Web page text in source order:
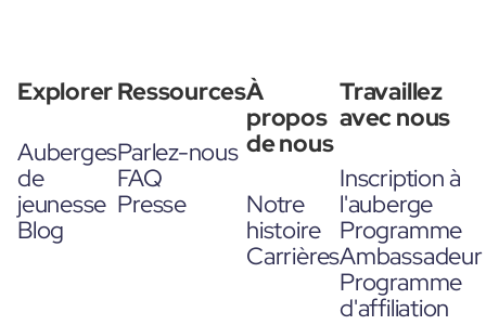
Explorer
Auberges
de
jeunesse
Blog
Ressources
Parlez-nous
FAQ
Presse
À
propos
de nous
Notre
histoire
Carrières
Travaillez
avec nous
Inscription à
l'auberge
Programme
Ambassadeur
Programme
d'affiliation